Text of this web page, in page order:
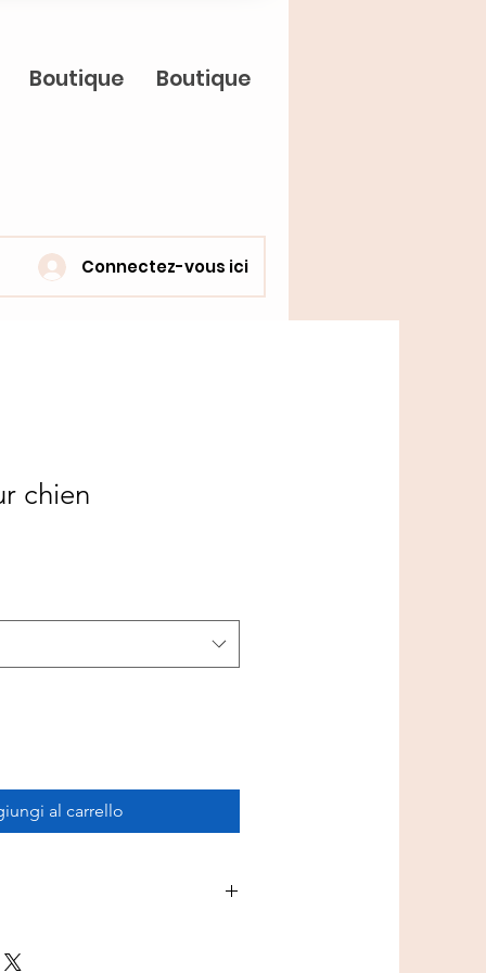
Boutique Boutique
Connectez-vous ici
chien
al carrello
39 x 30 cm, idéal pour les